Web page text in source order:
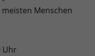
Menschen
Uhr